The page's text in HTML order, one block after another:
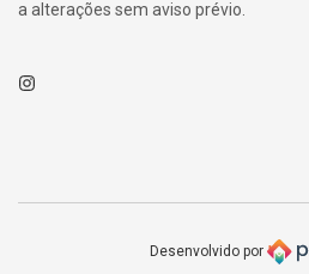
a alterações sem aviso prévio.
Instagram
Desenvolvido por